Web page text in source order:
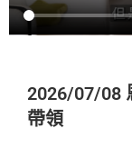
2026/07/08
帶領